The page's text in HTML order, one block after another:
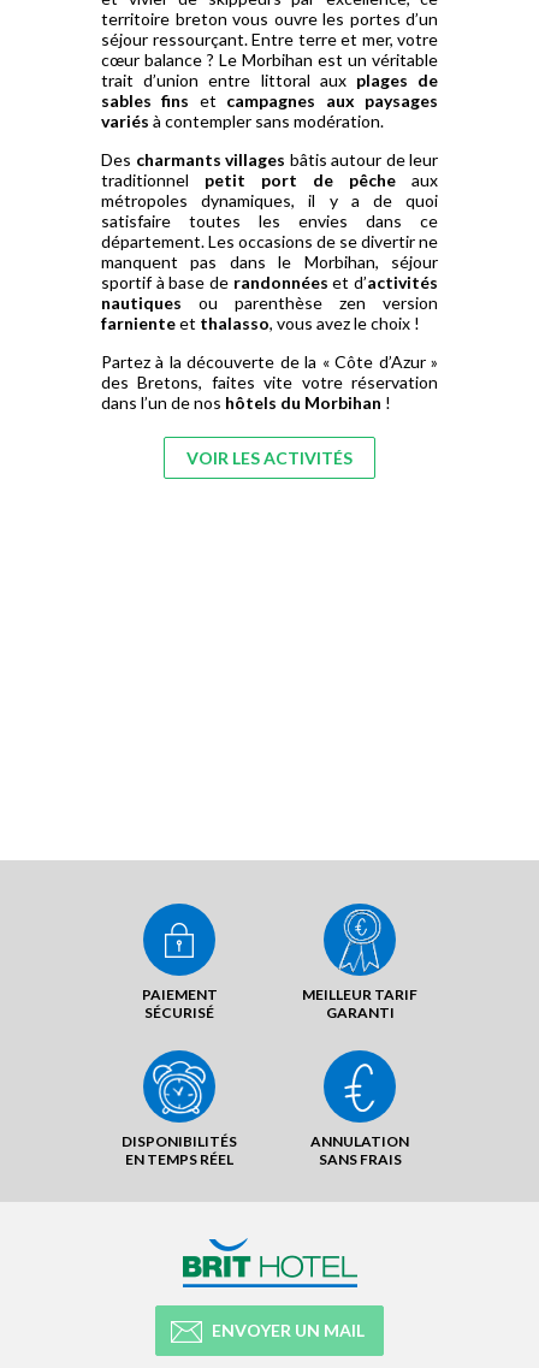
territoire breton vous ouvre les portes d’un
séjour ressourçant. Entre terre et mer, votre
cœur balance ? Le Morbihan est un véritable
trait d’union entre littoral aux plages de
sables fins et campagnes aux paysages
variés à contempler sans modération.
Des charmants villages bâtis autour de leur
traditionnel petit port de pêche aux
métropoles dynamiques, il y a de quoi
satisfaire toutes les envies dans ce
département. Les occasions de se divertir ne
manquent pas dans le Morbihan, séjour
sportif à base de randonnées et d’activités
nautiques ou parenthèse zen version
farnienteet thalasso, vous avez le choix !
Partez à la découverte de la « Côte d’Azur »
des Bretons, faites vite votre réservation
dans l’un de nos hôtels du Morbihan !
VOIR LES ACTIVITÉS
PAIEMENT
SÉCURISÉ
MEILLEUR TARIF
GARANTI
DISPONIBILITÉS
EN TEMPS RÉEL
ANNULATION
SANS FRAIS
ENVOYER UN MAIL